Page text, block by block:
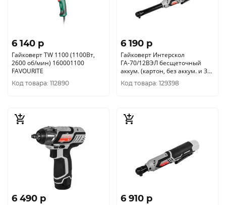
6 140 p
Гайковерт TW 1100 (1100Вт,
2600 об/мин) 160001100
FAVOURITE
Код товара: 112890
6 190 p
Гайковерт Интерскол
ГА-70/12ВЭЛ бесщеточный
аккум. (картон, без аккум. и ЗУ)
856.0.0.70
Код товара: 129398
6 490 p 6 910 p